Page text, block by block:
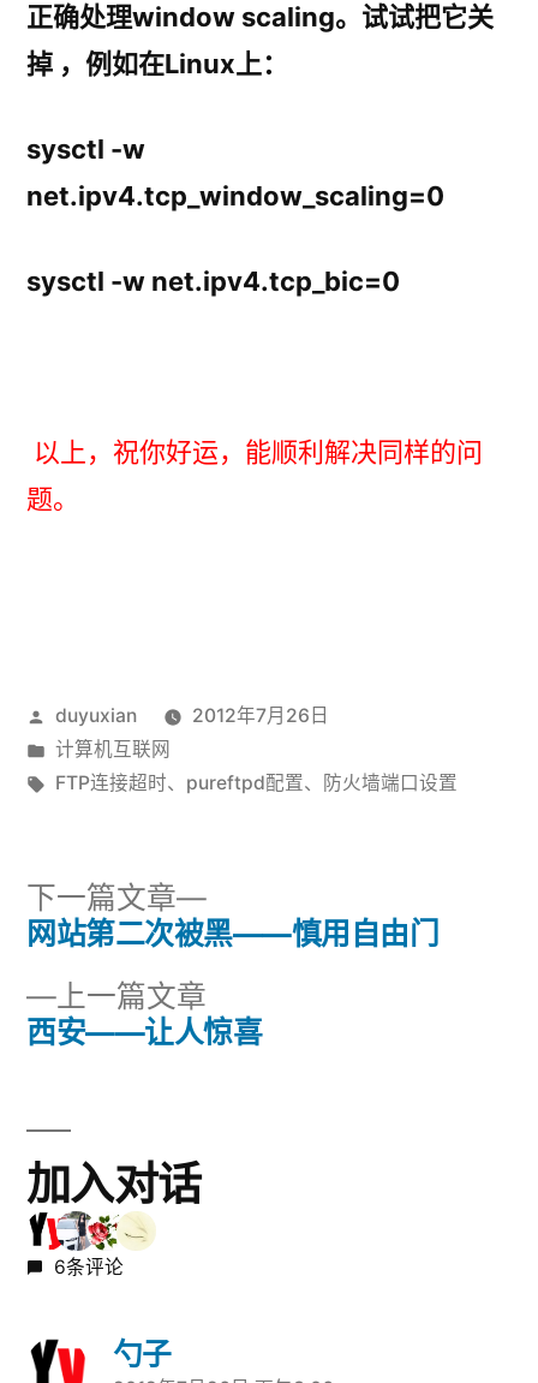
正确处理window scaling。试试把它关
掉 ，例如在Linux上：
sysctl -w
net.ipv4.tcp_window_scaling=0
sysctl -w net.ipv4.tcp_bic=0
以上，祝你好运，能顺利解决同样的问
题。
发
布
者：
duyuxian
2012年7月26日
发
布
计算机互联网
标
FTP连接超时、 pureftpd配置、 防火墙端口设置
文
章
导
航
上一篇文章
一
西安——让人惊喜
下一篇文章
下
一
章：
网站第二次被黑——慎用自由门
加入对话
6条评论
勺子